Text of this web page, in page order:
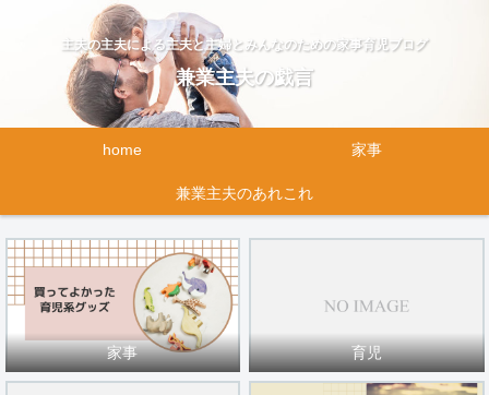
主夫の主夫による主夫と主婦とみんなのための家事育児ブログ
兼業主夫の戯言
home 家事
兼業主夫のあれこれ
家事 育児